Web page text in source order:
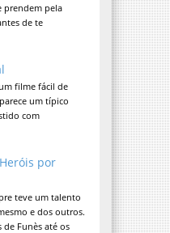
prendem pela
de te
filme fácil de
um típico
com
por
teve um talento
e dos outros.
de Funès até os